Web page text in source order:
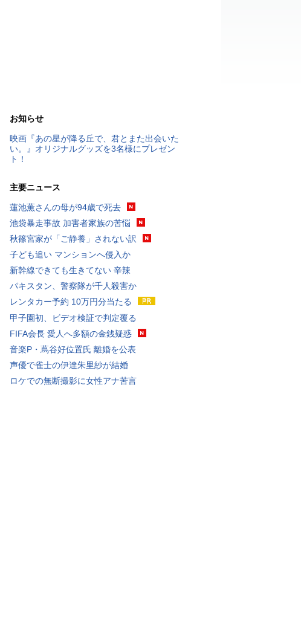
お知らせ
映画『あの星が降る丘で、君とまた出会いた
い。』オリジナルグッズを3名様にプレゼン
ト！
主要ニュース
蓮池薫さんの母が94歳で死去
池袋暴走事故 加害者家族の苦悩
秋篠宮家が「ご静養」されない訳
子ども追い マンションへ侵入か
新幹線できても生きてない 辛辣
パキスタン、警察隊が千人殺害か
レンタカー予約 10万円分当たる
甲子園初、ビデオ検証で判定覆る
FIFA会長 愛人へ多額の金銭疑惑
音楽P・蔦谷好位置氏 離婚を公表
声優で雀士の伊達朱里紗が結婚
ロケでの無断撮影に女性アナ苦言